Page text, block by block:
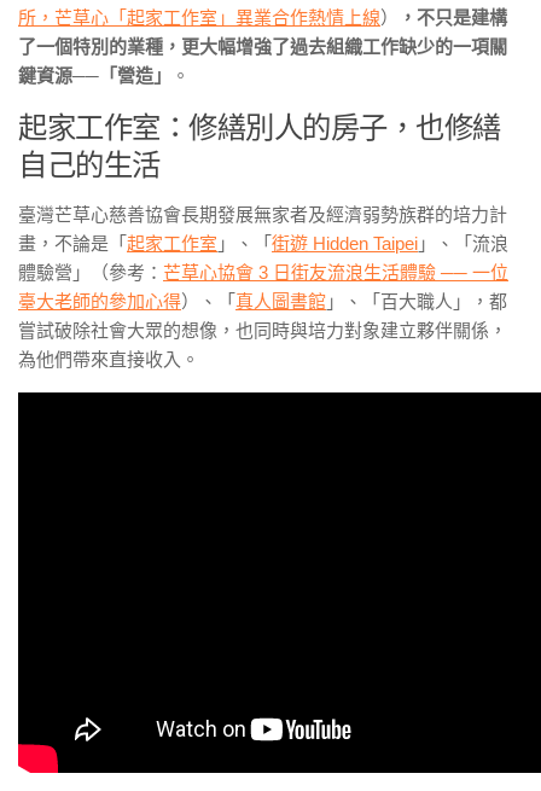
所，芒草心「起家工作室」異業合作熱情上線）
，不只是建構
了一個特別的業種，更大幅增強了過去組織工作缺少的一項關
鍵資源──「營造」
。
起家工作室：修繕別人的房子，也修繕
自己的生活
臺灣芒草心慈善協會長期發展無家者及經濟弱勢族群的培力計
畫，不論是「 起家工作室 」、「 街遊 Hidden Taipei 」、「流浪
體驗營」（參考： 芒草心協會 3 日街友流浪生活體驗 ── 一位
臺大老師的參加心得）、「 真人圖書館 」、「百大職人」，都
嘗試破除社會大眾的想像，也同時與培力對象建立夥伴關係，
為他們帶來直接收入。